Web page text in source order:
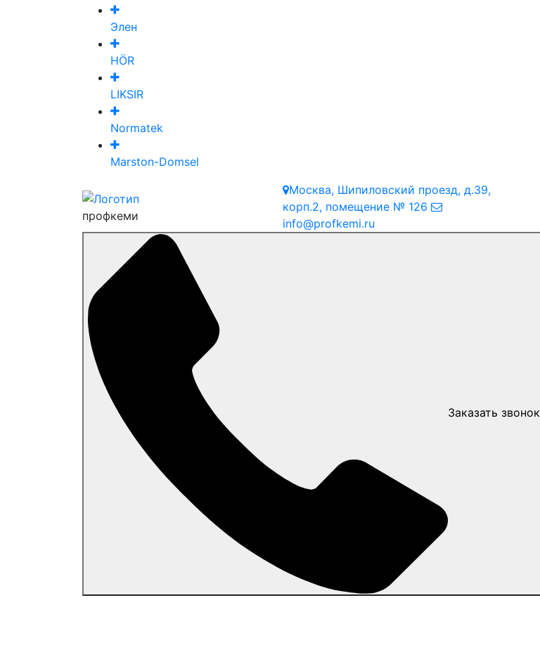
Элен
HÖR
LIKSIR
Normatek
Marston-Domsel
профкеми
Москва, Шипиловский проезд, д.39,
корп.2, помещение № 126
info@profkemi.ru
Заказать звонок